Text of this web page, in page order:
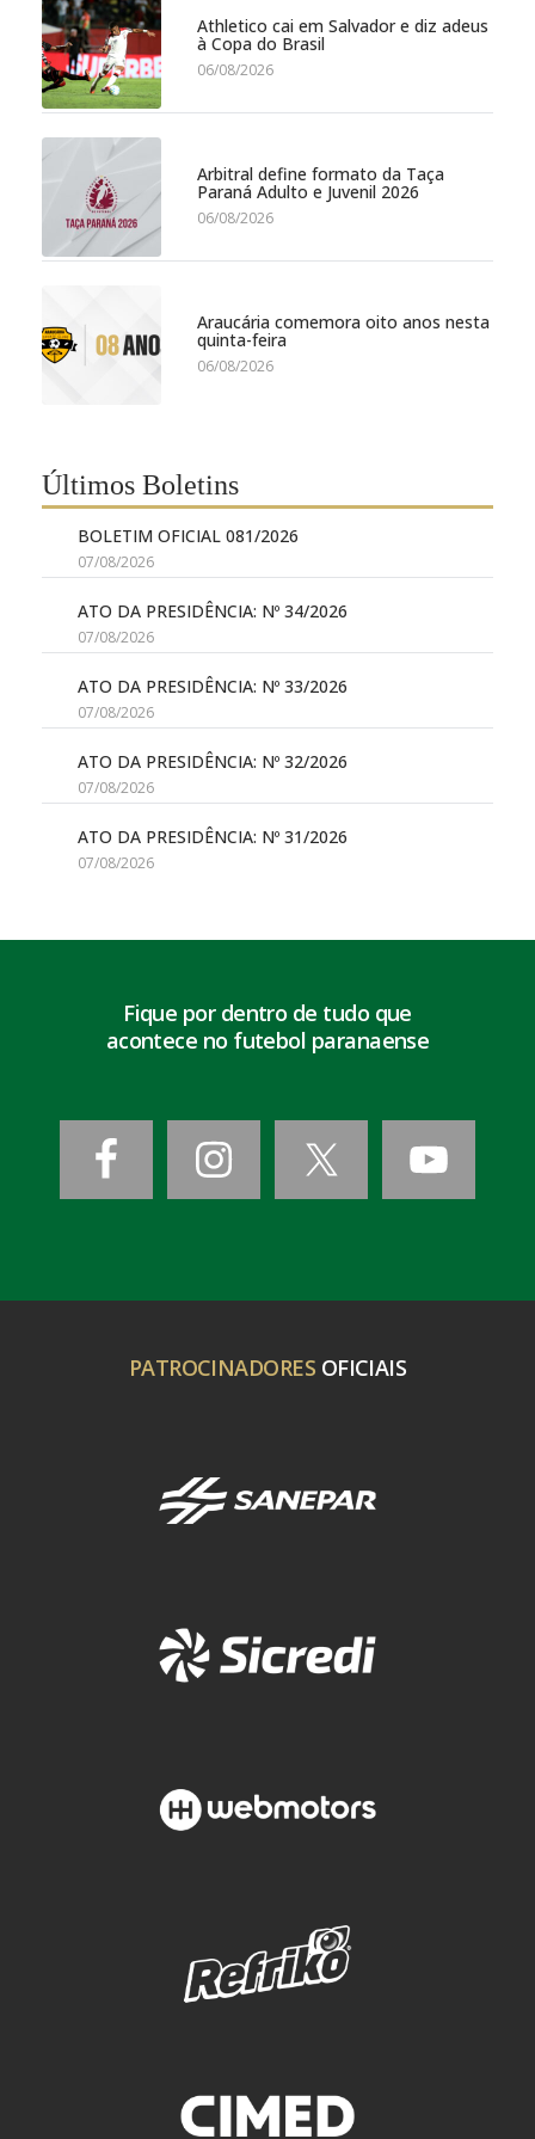
Athletico cai em Salvador e diz adeus
à Copa do Brasil
06/08/2026
Arbitral define formato da Taça
Paraná Adulto e Juvenil 2026
06/08/2026
Araucária comemora oito anos nesta
quinta-feira
06/08/2026
Últimos Boletins
BOLETIM OFICIAL 081/2026
07/08/2026
ATO DA PRESIDÊNCIA: Nº 34/2026
07/08/2026
ATO DA PRESIDÊNCIA: Nº 33/2026
07/08/2026
ATO DA PRESIDÊNCIA: Nº 32/2026
07/08/2026
ATO DA PRESIDÊNCIA: Nº 31/2026
07/08/2026
Fique por dentro de tudo que
acontece no futebol paranaense
PATROCINADORES OFICIAIS